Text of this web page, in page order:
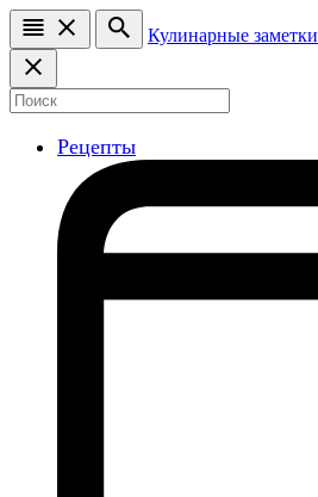
Кулинарные заметки
Рецепты